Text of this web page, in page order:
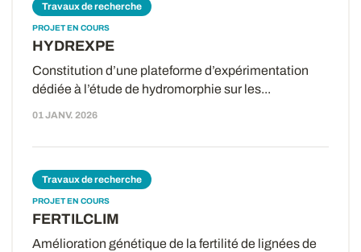
Travaux de recherche
PROJET EN COURS
HYDREXPE
Constitution d’une plateforme d’expérimentation
dédiée à l’étude de hydromorphie sur les...
01 JANV. 2026
Travaux de recherche
PROJET EN COURS
FERTILCLIM
Amélioration génétique de la fertilité de lignées de